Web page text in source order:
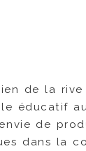
de la
éducatif
de
dans la